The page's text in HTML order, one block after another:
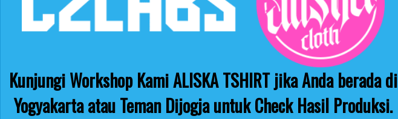
Kunjungi Workshop Kami ALISKA TSHIRT jika Anda berada di
Yogyakarta atau Teman Dijogja untuk Check Hasil Produksi.